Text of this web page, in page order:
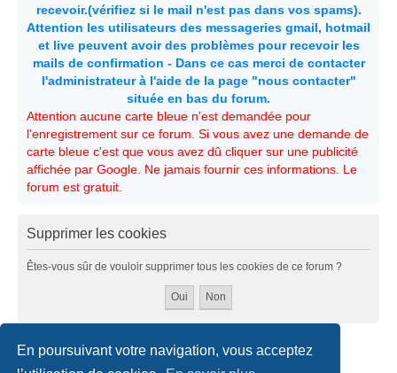
En poursuivant votre navigation, vous acceptez
recevoir.(vérifiez si le mail n'est pas dans vos spams).
Attention les utilisateurs des messageries gmail, hotmail
et live peuvent avoir des problèmes pour recevoir les
mails de confirmation - Dans ce cas merci de contacter
l'administrateur à l'aide de la page "nous contacter"
située en bas du forum.
Attention aucune carte bleue n'est demandée pour
l'enregistrement sur ce forum. Si vous avez une demande de
carte bleue c'est que vous avez dû cliquer sur une publicité
affichée par Google. Ne jamais fournir ces informations. Le
forum est gratuit.
Supprimer les cookies
Êtes-vous sûr de vouloir supprimer tous les cookies de ce forum ?
Accueil Politiques & cookies Nous contacter